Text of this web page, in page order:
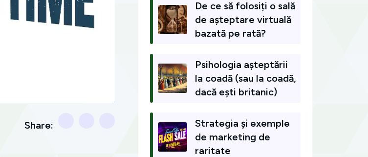
Share:
De ce să folosiți o sală
de așteptare virtuală
bazată pe rată?
Psihologia așteptării
la coadă (sau la coadă,
dacă ești britanic)
Strategia și exemple
de marketing de
raritate